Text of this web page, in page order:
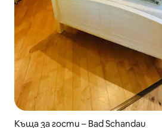
Къща за гости – Bad Schandau